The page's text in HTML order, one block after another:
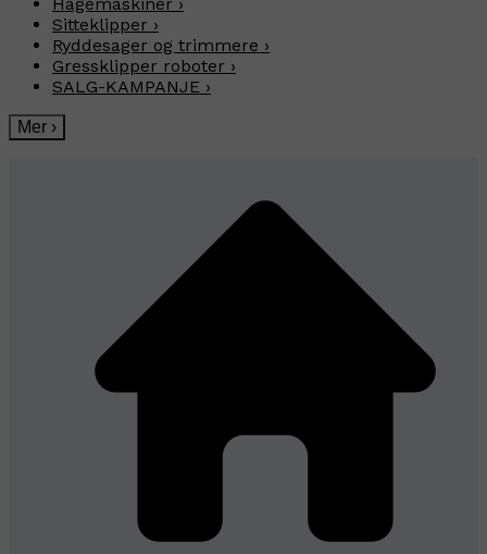
Sitteklipper ›
Ryddesager og trimmere ›
Gressklipper roboter ›
SALG-KAMPANJE ›
Mer ›